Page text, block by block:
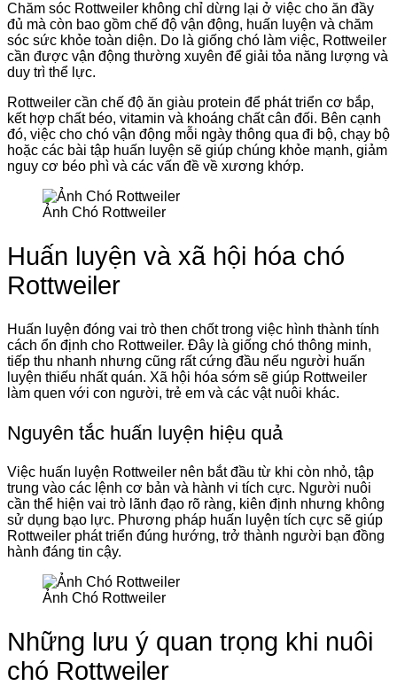
Chăm sóc Rottweiler không chỉ dừng lại ở việc cho ăn đầy
đủ mà còn bao gồm chế độ vận động, huấn luyện và chăm
sóc sức khỏe toàn diện. Do là giống chó làm việc, Rottweiler
cần được vận động thường xuyên để giải tỏa năng lượng và
duy trì thể lực.
Rottweiler cần chế độ ăn giàu protein để phát triển cơ bắp,
kết hợp chất béo, vitamin và khoáng chất cân đối. Bên cạnh
đó, việc cho chó vận động mỗi ngày thông qua đi bộ, chạy bộ
hoặc các bài tập huấn luyện sẽ giúp chúng khỏe mạnh, giảm
nguy cơ béo phì và các vấn đề về xương khớp.
Ảnh Chó Rottweiler
Huấn luyện và xã hội hóa chó
Rottweiler
Huấn luyện đóng vai trò then chốt trong việc hình thành tính
cách ổn định cho Rottweiler. Đây là giống chó thông minh,
tiếp thu nhanh nhưng cũng rất cứng đầu nếu người huấn
luyện thiếu nhất quán. Xã hội hóa sớm sẽ giúp Rottweiler
làm quen với con người, trẻ em và các vật nuôi khác.
Nguyên tắc huấn luyện hiệu quả
Việc huấn luyện Rottweiler nên bắt đầu từ khi còn nhỏ, tập
trung vào các lệnh cơ bản và hành vi tích cực. Người nuôi
cần thể hiện vai trò lãnh đạo rõ ràng, kiên định nhưng không
sử dụng bạo lực. Phương pháp huấn luyện tích cực sẽ giúp
Rottweiler phát triển đúng hướng, trở thành người bạn đồng
hành đáng tin cậy.
Ảnh Chó Rottweiler
Những lưu ý quan trọng khi nuôi
chó Rottweiler